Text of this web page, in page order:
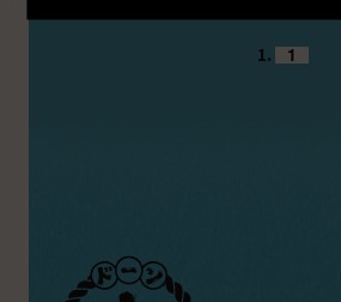
1